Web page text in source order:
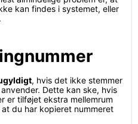
kan findes i systemet, eller
, hvis det ikke stemmer
Dette kan ske, hvis
er tilføjet ekstra mellemrum
du har kopieret nummeret